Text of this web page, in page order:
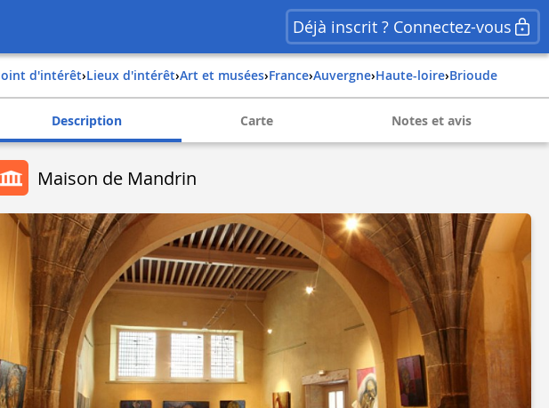
Déjà inscrit ? Connectez-vous
Point d'intérêt› Lieux d'intérêt› Art et musées› france› auvergne› haute-loire› brioude
Description Carte Notes et avis
Maison de Mandrin